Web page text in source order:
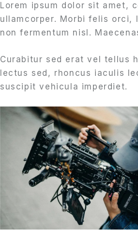
Lorem ipsum dolor sit amet,
ullamcorper. Morbi felis orci,
non fermentum nisl.
Curabitur sed erat vel tellus
lectus sed, rhoncus iaculis
suscipit vehicula imperdiet.